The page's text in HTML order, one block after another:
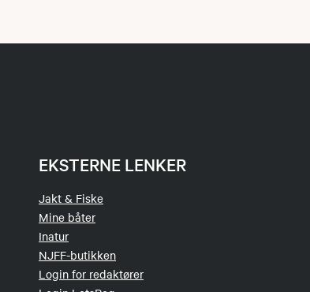
EKSTERNE LENKER
Jakt & Fiske
Mine båter
Inatur
NJFF-butikken
Login for redaktører